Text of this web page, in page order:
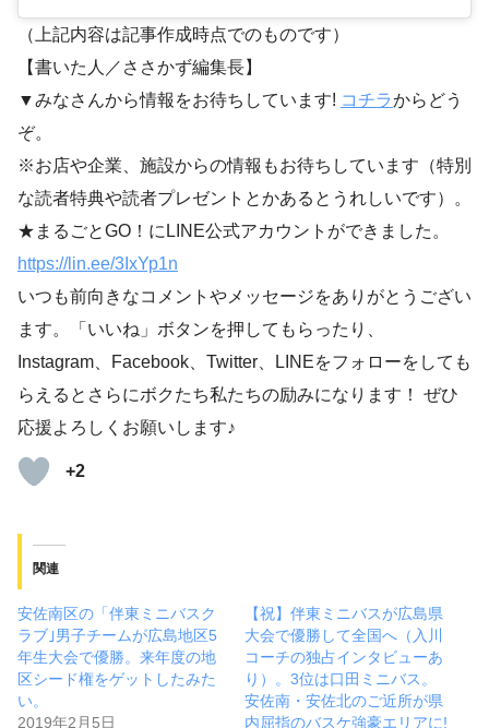
（上記内容は記事作成時点でのものです）
【書いた人／ささかず編集長】
▼みなさんから情報をお待ちしています! コチラからどう
ぞ。
※お店や企業、施設からの情報もお待ちしています（特別
な読者特典や読者プレゼントとかあるとうれしいです）。
★まるごとGO！にLINE公式アカウントができました。
https://lin.ee/3IxYp1n
いつも前向きなコメントやメッセージをありがとうござい
ます。「いいね」ボタンを押してもらったり、
Instagram、Facebook、Twitter、LINEをフォローをしても
らえるとさらにボクたち私たちの励みになります！ ぜひ
応援よろしくお願いします♪
+2
関連
安佐南区の「伴東ミニバスク
ラブ｣男子チームが広島地区5
年生大会で優勝。来年度の地
区シード権をゲットしたみた
い。
2019年2月5日
【祝】伴東ミニバスが広島県
大会で優勝して全国へ（入川
コーチの独占インタビューあ
り）。3位は口田ミニバス。
安佐南・安佐北のご近所が県
内屈指のバスケ強豪エリアに!